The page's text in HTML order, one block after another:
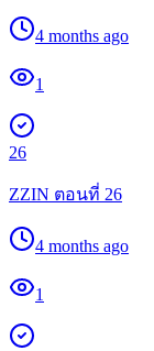
4 months ago
1
26
ZZIN ตอนที่ 26
4 months ago
1